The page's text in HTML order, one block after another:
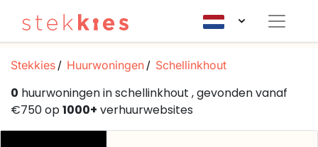
Stekkies Huurwoningen Schellinkhout
0 huurwoningen in schellinkhout , gevonden vanaf
€750 op1000+ verhuurwebsites